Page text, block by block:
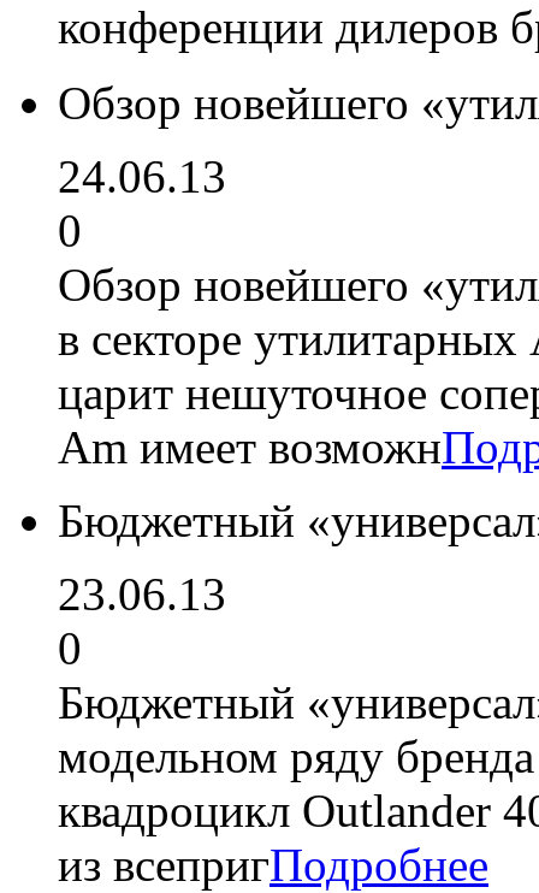
конференции дилеров
Обзор новейшего
24.06.13
0
Обзор новейшего
в секторе утилитарных
царит нешуточное
Аm имеет возможн
Бюджетный
23.06.13
0
Бюджетный
модельном ряду
квадроцикл Outlander
из всепригПодробнее